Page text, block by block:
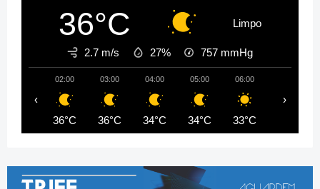
36°C Limpo
2.7 m/s 27% 757 mmHg
02:00
36°C
03:00
36°C
04:00
34°C
05:00
34°C
06:00
33°C
‹ ›